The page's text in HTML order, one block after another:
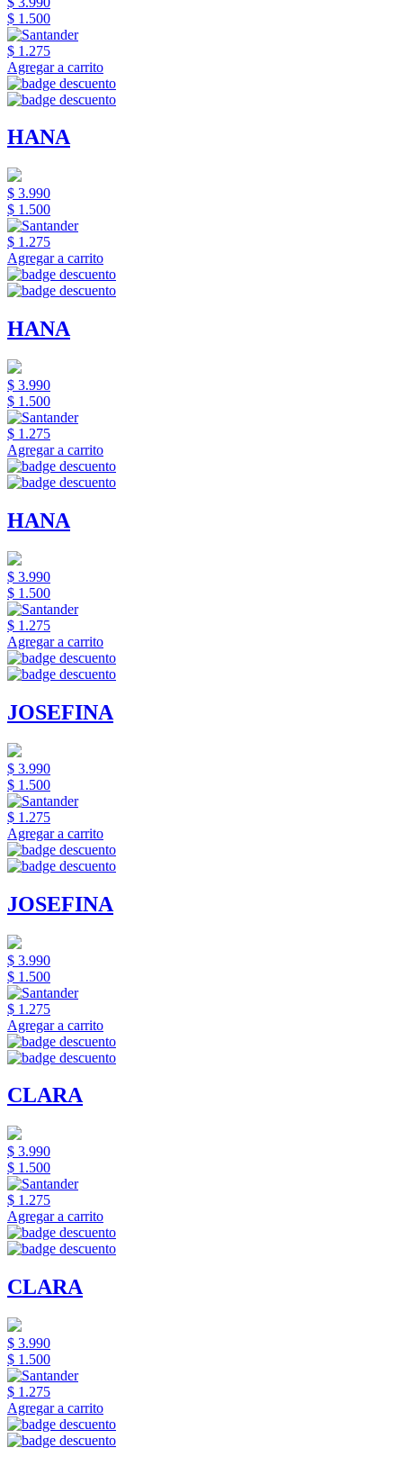
$ 1.500
$ 1.275
Agregar a carrito
HANA
$ 3.990
$ 1.500
$ 1.275
Agregar a carrito
HANA
$ 3.990
$ 1.500
$ 1.275
Agregar a carrito
HANA
$ 3.990
$ 1.500
$ 1.275
Agregar a carrito
JOSEFINA
$ 3.990
$ 1.500
$ 1.275
Agregar a carrito
JOSEFINA
$ 3.990
$ 1.500
$ 1.275
Agregar a carrito
CLARA
$ 3.990
$ 1.500
$ 1.275
Agregar a carrito
CLARA
$ 3.990
$ 1.500
$ 1.275
Agregar a carrito